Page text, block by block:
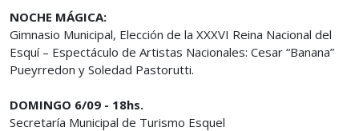
NOCHE MÁGICA:
Gimnasio Municipal, Elección de la XXXVI Reina Nacional del
Esquí – Espectáculo de Artistas Nacionales: Cesar “Banana”
Pueyrredon y Soledad Pastorutti.
DOMINGO 6/09 - 18hs.
Secretaría Municipal de Turismo Esquel